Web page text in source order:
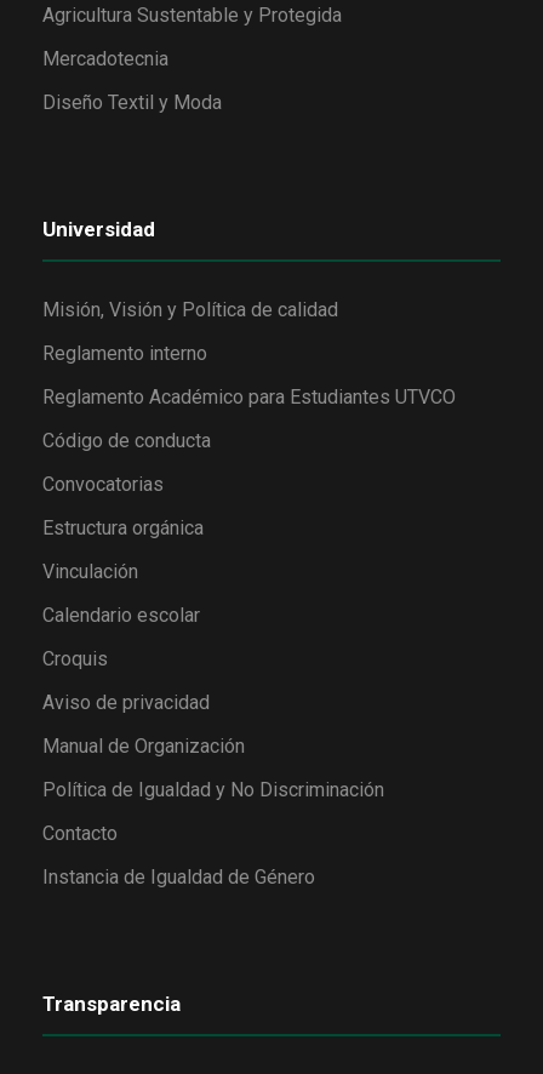
Agricultura Sustentable y Protegida
Mercadotecnia
Diseño Textil y Moda
Universidad
Misión, Visión y Política de calidad
Reglamento interno
Reglamento Académico para Estudiantes UTVCO
Código de conducta
Convocatorias
Estructura orgánica
Vinculación
Calendario escolar
Croquis
Aviso de privacidad
Manual de Organización
Política de Igualdad y No Discriminación
Contacto
Instancia de Igualdad de Género
Transparencia